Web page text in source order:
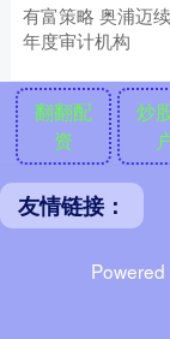
有富策略 奥浦迈
年度审计机构
翻翻配
资
炒
友情链接：
Powered